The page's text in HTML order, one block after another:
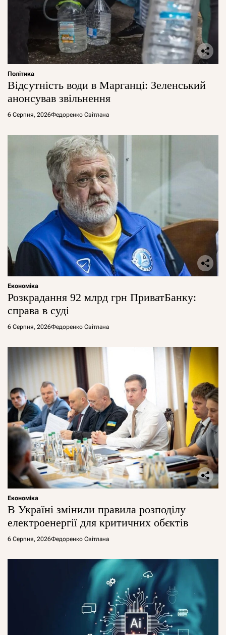
Політика
Відсутність води в Марганці: Зеленський
анонсував звільнення
6 Серпня, 2026Федоренко Світлана
Економіка
Розкрадання 92 млрд грн ПриватБанку:
справа в суді
6 Серпня, 2026Федоренко Світлана
Економіка
В Україні змінили правила розподілу
електроенергії для критичних обєктів
6 Серпня, 2026Федоренко Світлана